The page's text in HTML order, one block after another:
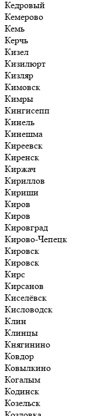
Кедровый
Кемерово
Кемь
Керчь
Кизел
Кизилюрт
Кизляр
Кимовск
Кимры
Кингисепп
Кинель
Кинешма
Киреевск
Киренск
Киржач
Кириллов
Кириши
Киров
Киров
Кировград
Кирово-Чепецк
Кировск
Кировск
Кирс
Кирсанов
Киселёвск
Кисловодск
Клин
Клинцы
Княгинино
Ковдор
Ковылкино
Когалым
Кодинск
Козельск